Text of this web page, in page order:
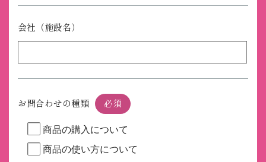
会社（施設名）
お問合わせの種類 必須
商品の購入について
商品の使い方について